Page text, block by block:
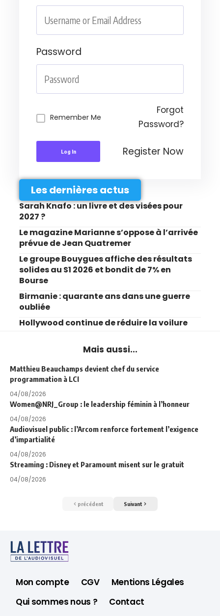
Password
Remember Me
Forgot
Password?
Log In Register Now
Les dernières actus
Sarah Knafo : un livre et des visées pour
2027 ?
Le magazine Marianne s’oppose à l’arrivée
prévue de Jean Quatremer
Le groupe Bouygues affiche des résultats
solides au S1 2026 et bondit de 7% en
Bourse
Birmanie : quarante ans dans une guerre
oubliée
Hollywood continue de réduire la voilure
Mais aussi...
Matthieu Beauchamps devient chef du service
programmation à LCI
04/08/2026
Women@NRJ_Group : le leadership féminin à l’honneur
04/08/2026
Audiovisuel public : l’Arcom renforce fortement l’exigence
d’impartialité
04/08/2026
Streaming : Disney et Paramount misent sur le gratuit
04/08/2026
précédent Suivant
Mon compte CGV
Mentions Légales
Qui sommes nous ?
Contact